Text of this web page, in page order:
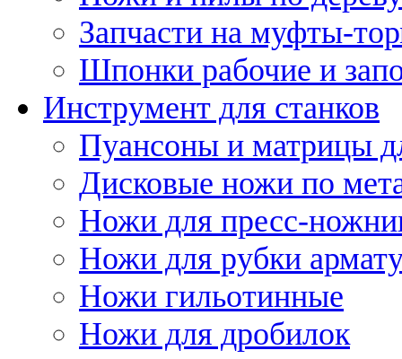
Запчасти на муфты-
Шпонки рабочие и
Инструмент для станков
Пуансоны и матрицы
Дисковые ножи по
Ножи для пресс-
Ножи для рубки
Ножи гильотинные
Ножи для дробилок